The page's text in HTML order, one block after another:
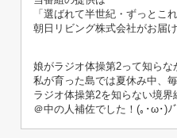
「選ばれて半世紀・ずっとこ
朝日リビング株式会社がお届け
娘がラジオ体操第2って知らな
私が育った島では夏休み中、
ラジオ体操第2を知らない境
＠中の人補佐でした！(｡･ω･)ﾉﾞ